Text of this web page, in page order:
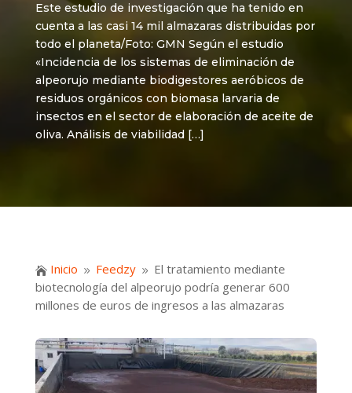
Este estudio de investigación que ha tenido en
cuenta a las casi 14 mil almazaras distribuidas por
todo el planeta/Foto: GMN Según el estudio
«Incidencia de los sistemas de eliminación de
alpeorujo mediante biodigestores aeróbicos de
residuos orgánicos con biomasa larvaria de
insectos en el sector de elaboración de aceite de
oliva. Análisis de viabilidad […]
 Inicio 9 Feedzy 9 El tratamiento mediante
biotecnología del alpeorujo podría generar 600
millones de euros de ingresos a las almazaras